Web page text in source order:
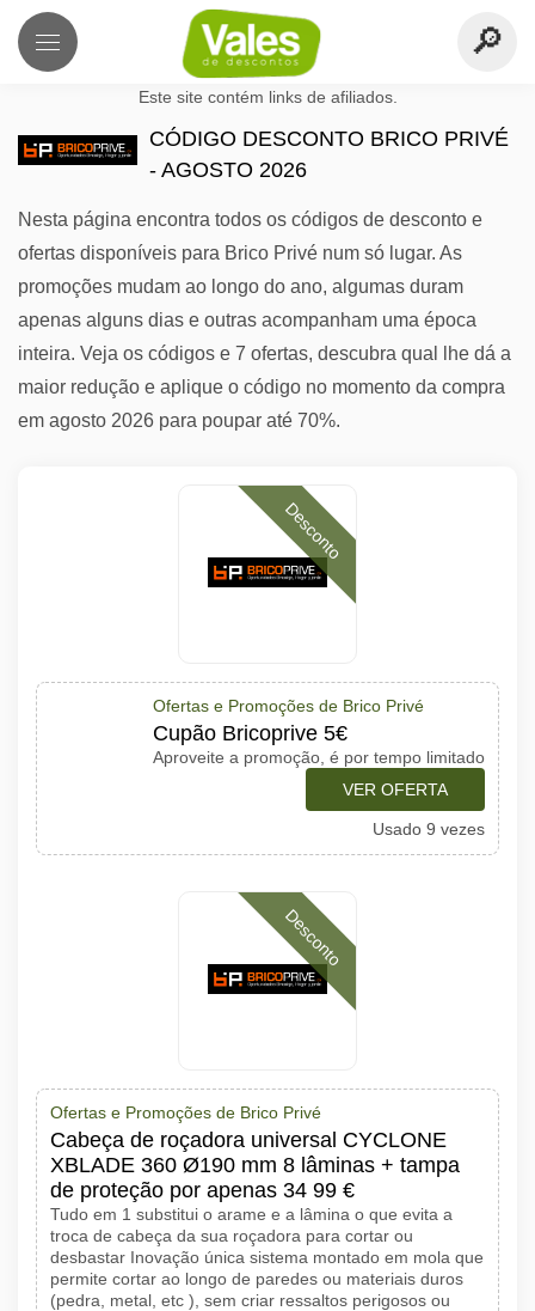
Este site contém links de afiliados.
CÓDIGO DESCONTO BRICO PRIVÉ
- AGOSTO 2026
Nesta página encontra todos os códigos de desconto e
ofertas disponíveis para Brico Privé num só lugar. As
promoções mudam ao longo do ano, algumas duram
apenas alguns dias e outras acompanham uma época
inteira. Veja os códigos e 7 ofertas, descubra qual lhe dá a
maior redução e aplique o código no momento da compra
em agosto 2026 para poupar até 70%.
Desconto
Ofertas e Promoções de Brico Privé
Cupão Bricoprive 5€
Aproveite a promoção, é por tempo limitado
VER OFERTA
Usado 9 vezes
Desconto
Ofertas e Promoções de Brico Privé
Cabeça de roçadora universal CYCLONE
XBLADE 360 Ø190 mm 8 lâminas + tampa
de proteção por apenas 34 99 €
Tudo em 1 substitui o arame e a lâmina o que evita a
troca de cabeça da sua roçadora para cortar ou
desbastar Inovação única sistema montado em mola que
permite cortar ao longo de paredes ou materiais duros
(pedra, metal, etc ), sem criar ressaltos perigosos ou